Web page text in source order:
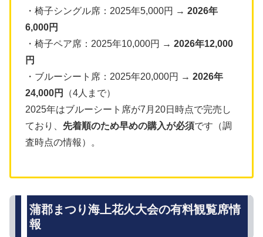
・椅子シングル席：2025年5,000円 → 2026年
6,000円
・椅子ペア席：2025年10,000円 → 2026年12,000
円
・ブルーシート席：2025年20,000円 → 2026年
24,000円
（4人まで）
2025年はブルーシート席が7月20日時点で完売し
ており、 先着順のため早めの購入が必須です（調
査時点の情報）。
蒲郡まつり海上花火大会の有料観覧席情
報